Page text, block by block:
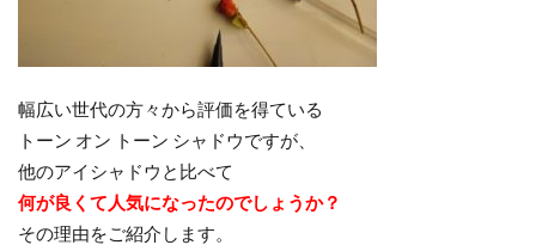
幅広い世代の方々から評価を得ている
トーン オン トーン シャドウですが、
他のアイシャドウと比べて
何が良くて人気になったのでしょうか？
その理由をご紹介します。